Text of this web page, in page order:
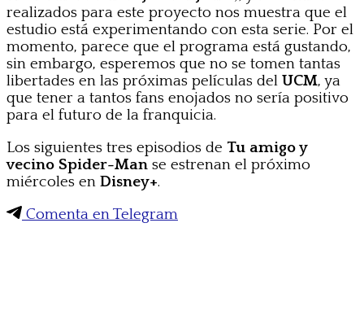
realizados para este proyecto nos muestra que el
estudio está experimentando con esta serie. Por el
momento, parece que el programa está gustando,
sin embargo, esperemos que no se tomen tantas
libertades en las próximas películas del UCM, ya
que tener a tantos fans enojados no sería positivo
para el futuro de la franquicia.
Los siguientes tres episodios de Tu amigo y
vecino Spider-Man se estrenan el próximo
miércoles en Disney+.
Comenta en Telegram